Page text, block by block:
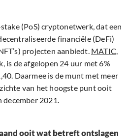
(PoS) cryptonetwerk, dat een
financiële (DeFi)
projecten aanbiedt. MATIC,
is de afgelopen 24 uur met 6%
Daarmee is de munt met meer
van het hoogste punt ooit
december 2021.
ooit wat betreft ontslagen